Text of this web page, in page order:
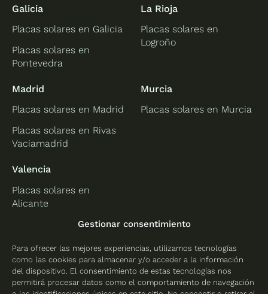
Gestionar consentimiento
Para ofrecer las mejores experiencias, utilizamos tecnologías
como las cookies para almacenar y/o acceder a la información
del dispositivo. El consentimiento de estas tecnologías nos
permitirá procesar datos como el comportamiento de navegación
Galicia
Placas solares en Galicia
Placas solares en
Pontevedra
La Rioja
Placas solares en
Logroño
Madrid
Placas solares en Madrid
Placas solares en Rivas
Vaciamadrid
Murcia
Placas solares en Murcia
Valencia
Placas solares en
Alicante
Placas solares en
Placas solares en
Valencia